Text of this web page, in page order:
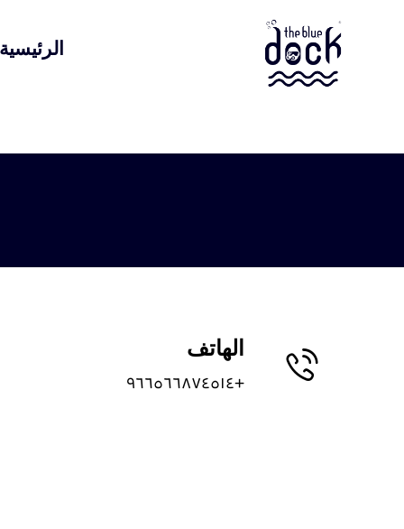
الرئيسية
الهاتف
+٩٦٦٥٦٦٨٧٤٥١٤